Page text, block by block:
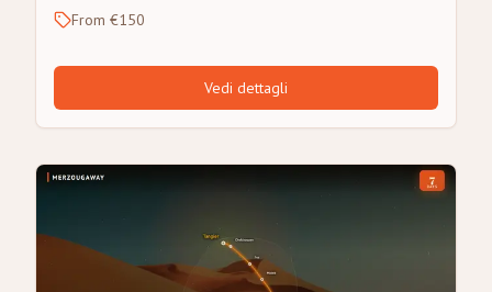
From €150
Vedi dettagli